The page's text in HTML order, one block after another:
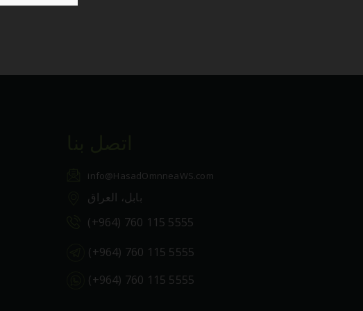
info@HasadOmnneaWS.com
بابل، العراق
(+964) 760 115 5555
(+964) 760 115 5555
(+964) 760 115 5555